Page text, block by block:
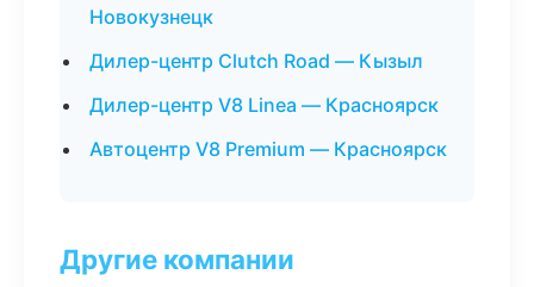
Новокузнецк
Дилер-центр Clutch Road — Кызыл
Дилер-центр V8 Linea — Красноярск
Автоцентр V8 Premium — Красноярск
Другие компании